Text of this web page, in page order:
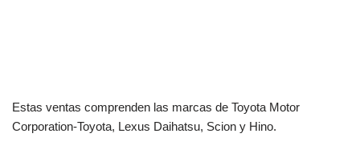
Estas ventas comprenden las marcas de Toyota Motor
Corporation-Toyota, Lexus Daihatsu, Scion y Hino.